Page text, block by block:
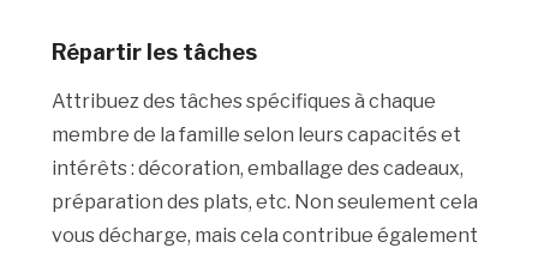
Répartir les tâches
Attribuez des tâches spécifiques à chaque
membre de la famille selon leurs capacités et
intérêts : décoration, emballage des cadeaux,
préparation des plats, etc. Non seulement cela
vous décharge, mais cela contribue également